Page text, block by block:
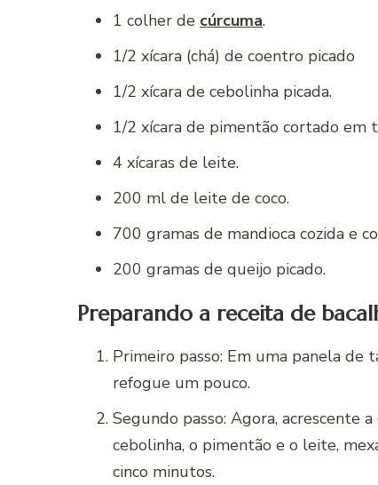
1 colher de cúrcuma.
1/2 xícara (chá) de coentro picado
1/2 xícara de cebolinha picada.
1/2 xícara de pimentão cortado em
4 xícaras de leite.
200 ml de leite de coco.
700 gramas de mandioca cozida e
200 gramas de queijo picado.
Preparando a receita de
Primeiro passo: Em uma panela de
refogue um pouco.
Segundo passo: Agora, acrescente
cebolinha, o pimentão e o leite,
cinco minutos.